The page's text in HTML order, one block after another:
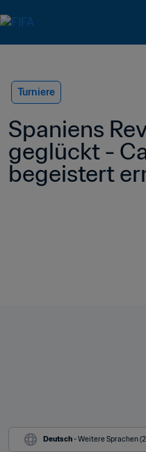
Turniere
Spaniens
geglückt -
begeistert
Deutsch - Weitere Sprachen